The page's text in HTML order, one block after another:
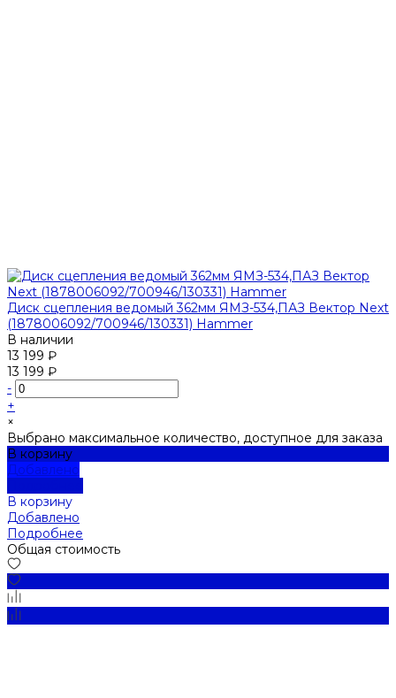
Диск сцепления ведомый 362мм ЯМЗ-534,ПАЗ Вектор Next
(1878006092/700946/130331) Hammer
В наличии
13 199 ₽
13 199 ₽
-
+
×
Выбрано максимальное количество, доступное для заказа
В корзину
Добавлено
В корзину
Добавлено
Подробнее
Общая стоимость